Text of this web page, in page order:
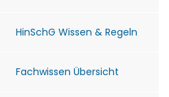
HinSchG Wissen & Regeln
Fachwissen Übersicht